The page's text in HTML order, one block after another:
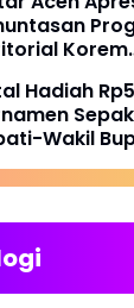
Korem
di Aceh
Hadiah
Wakil
Cup II